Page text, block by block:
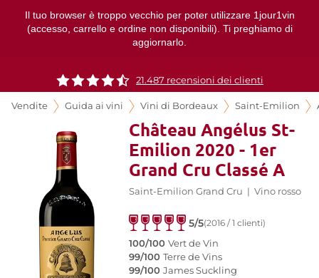
Il tuo browser è troppo vecchio per poter utilizzare 1jour1vin
(accesso, carrello e ordine non disponibili). Ti preghiamo di
aggiornarlo.
21.487 recensioni dei clienti
Vendite Guida ai vini Vini di Bordeaux Saint-Emilion
Château Angélus St-
Emilion 2020 - 1er
Grand Cru Classé A
Saint-Emilion Grand Cru | Vino rosso
5/5(2016 / 1 clienti)
100/100 Vert de Vin
99/100 Terre de Vins
99/100 James Suckling